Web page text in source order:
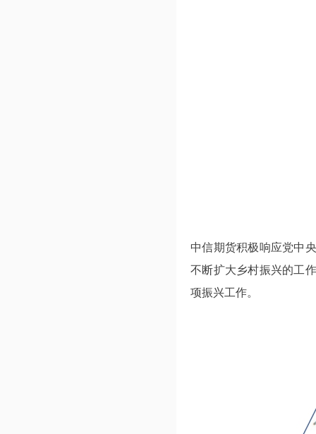
中信期货积极响应党中
不断扩大乡村振兴的工
项振兴工作。